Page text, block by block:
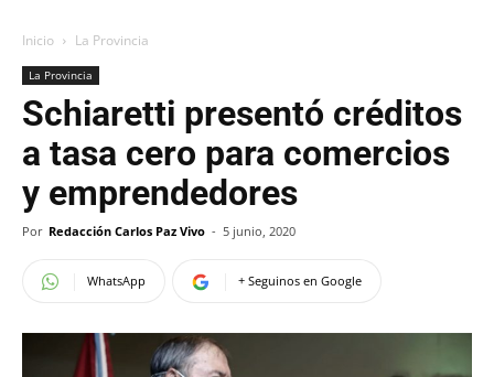
Inicio La Provincia
La Provincia
Schiaretti presentó créditos
a tasa cero para comercios
y emprendedores
Por Redacción Carlos Paz Vivo - 5 junio, 2020
WhatsApp + Seguinos en Google